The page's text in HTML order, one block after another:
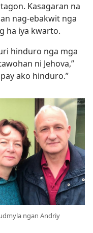
Kasagaran na
nag-ebakwit nga
ha iya kwarto.
hinduro nga mga
ni Jehova,”
ako hinduro.”
ngan Andriy